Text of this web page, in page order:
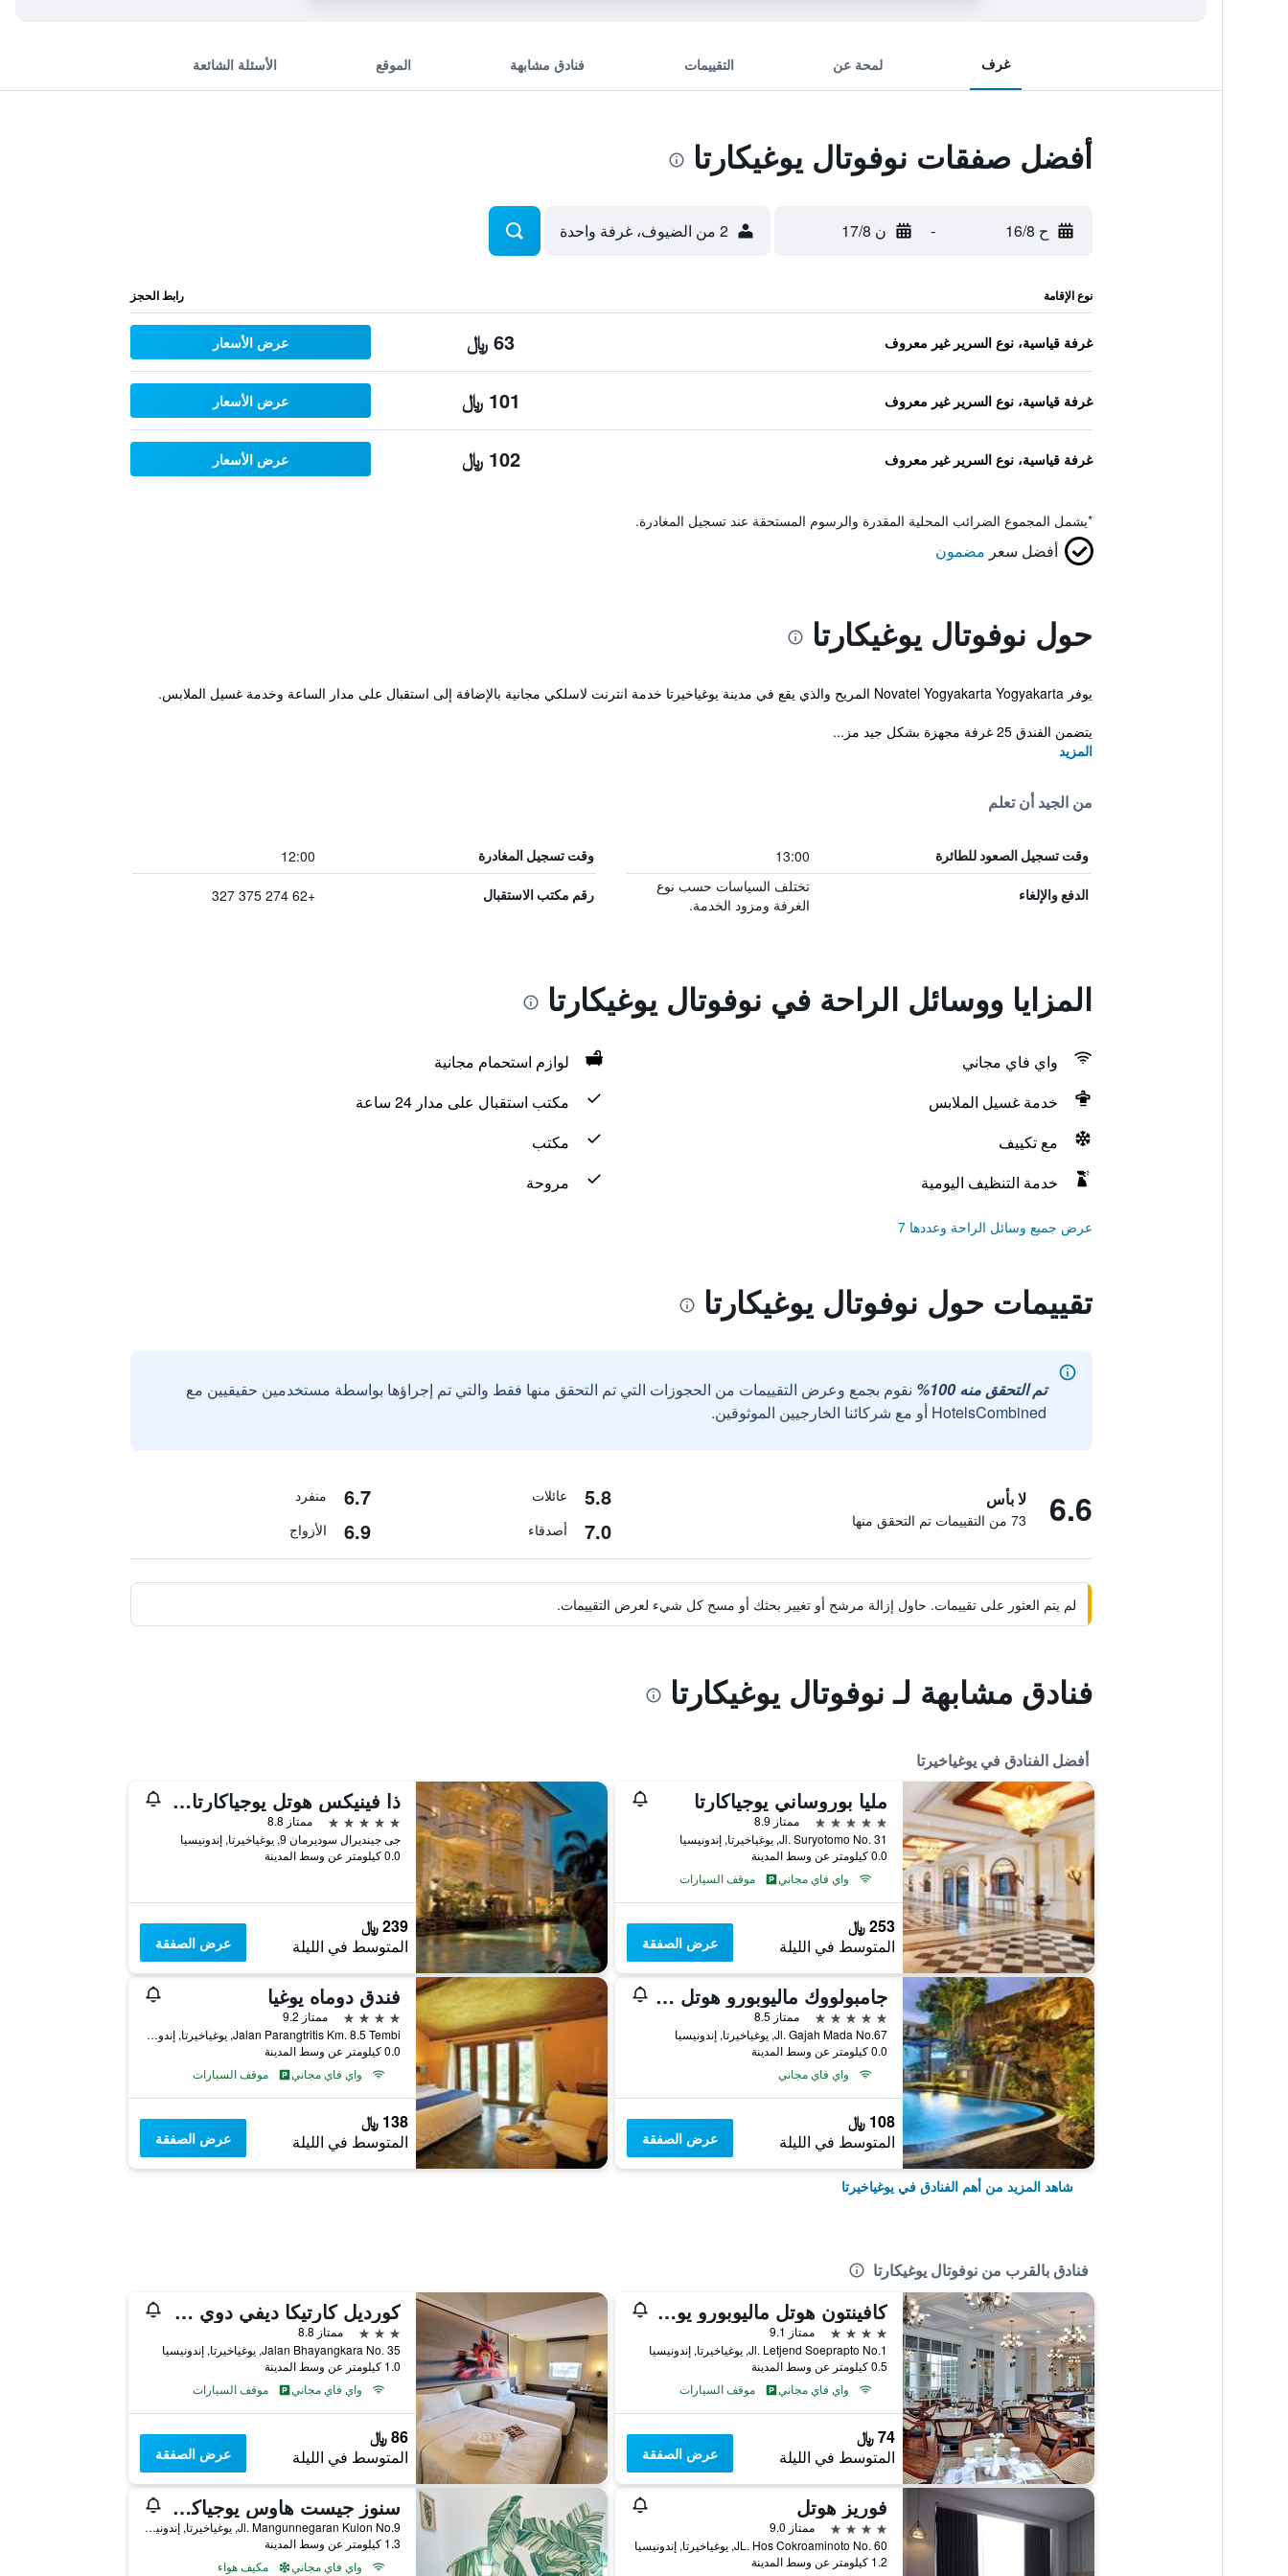
غرف لمحة عن التقييمات فنادق مشابهة الموقع الأسئلة الشائعة
أفضل صفقات نوفوتال يوغيكارتا
ح 16/8 - ن 17/8 2 من الضيوف، غرفة واحدة
نوع الإقامة رابط الحجز
غرفة قياسية، نوع السرير غير معروف 63 ﷼ عرض الأسعار
غرفة قياسية، نوع السرير غير معروف 101 ﷼ عرض الأسعار
غرفة قياسية، نوع السرير غير معروف 102 ﷼ عرض الأسعار
*يشمل المجموع الضرائب المحلية المقدرة والرسوم المستحقة عند تسجيل المغادرة.
أفضل سعر مضمون
حول نوفوتال يوغيكارتا
يوفر Novatel Yogyakarta Yogyakarta المريح والذي يقع في مدينة يوغياخيرتا خدمة انترنت لاسلكي مجانية بالإضافة إلى استقبال على مدار الساعة وخدمة غسيل الملابس.
يتضمن الفندق 25 غرفة مجهزة بشكل جيد مز...
المزيد
من الجيد أن تعلم
وقت تسجيل الصعود للطائرة 13:00 وقت تسجيل المغادرة 12:00
الدفع والإلغاء
تختلف السياسات حسب نوع
الغرفة ومزود الخدمة.
رقم مكتب الاستقبال +62 274 375 327
المزايا ووسائل الراحة في نوفوتال يوغيكارتا
واي فاي مجاني
لوازم استحمام مجانية
خدمة غسيل الملابس
مكتب استقبال على مدار 24 ساعة
مع تكييف
مكتب
خدمة التنظيف اليومية
مروحة
عرض جميع وسائل الراحة وعددها 7
تقييمات حول نوفوتال يوغيكارتا
تم التحقق منه 100%
نقوم بجمع وعرض التقييمات من الحجوزات التي تم التحقق منها فقط والتي تم إجراؤها بواسطة مستخدمين حقيقيين مع
HotelsCombined أو مع شركائنا الخارجيين الموثوقين.
6.6 لا بأس
73 من التقييمات تم التحقق منها
5.8 عائلات 6.7 منفرد
7.0 أصدقاء 6.9 الأزواج
لم يتم العثور على تقييمات. حاول إزالة مرشح أو تغيير بحثك أو مسح كل شيء لعرض التقييمات.
فنادق مشابهة لـ نوفوتال يوغيكارتا
أفضل الفنادق في يوغياخيرتا
مليا بوروساني يوجياكارتا
5 نجوم
ممتاز 8.9
Jl. Suryotomo No. 31, يوغياخيرتا, إندونيسيا
0.0 كيلومتر عن وسط المدينة
واي فاي مجاني
موقف السيارات
253 ﷼
المتوسط في الليلة عرض الصفقة
ذا فينيكس هوتل يوجياكارتا - هاندوريتين كوليكشن
5 نجوم
ممتاز 8.8
جى جينديرال سوديرمان 9, يوغياخيرتا, إندونيسيا
0.0 كيلومتر عن وسط المدينة
239 ﷼
المتوسط في الليلة عرض الصفقة
جامبولووك ماليوبورو هوتل يوجياكارتا
5 نجوم
ممتاز 8.5
Jl. Gajah Mada No.67, يوغياخيرتا, إندونيسيا
0.0 كيلومتر عن وسط المدينة
واي فاي مجاني
108 ﷼
المتوسط في الليلة عرض الصفقة
فندق دوماه يوغيا
4 نجوم
ممتاز 9.2
Jalan Parangtritis Km. 8.5 Tembi, يوغياخيرتا, إندونيسيا
0.0 كيلومتر عن وسط المدينة
واي فاي مجاني
موقف السيارات
138 ﷼
المتوسط في الليلة عرض الصفقة
شاهد المزيد من أهم الفنادق في يوغياخيرتا
فنادق بالقرب من نوفوتال يوغيكارتا
كافينتون هوتل ماليوبورو يوغياكارتا باي تريتاما هوسبيتاليتي
4 نجوم
ممتاز 9.1
Jl. Letjend Soeprapto No.1, يوغياخيرتا, إندونيسيا
0.5 كيلومتر عن وسط المدينة
واي فاي مجاني
موقف السيارات
74 ﷼
المتوسط في الليلة عرض الصفقة
كورديل كارتيكا ديفي دوي جوغجاكارتا
3 نجوم
ممتاز 8.8
Jalan Bhayangkara No. 35, يوغياخيرتا, إندونيسيا
1.0 كيلومتر عن وسط المدينة
واي فاي مجاني
موقف السيارات
86 ﷼
المتوسط في الليلة عرض الصفقة
فوريز هوتل
4 نجوم
ممتاز 9.0
JL. Hos Cokroaminoto No. 60, يوغياخيرتا, إندونيسيا
1.2 كيلومتر عن وسط المدينة
سنوز جيست هاوس يوجياكارتا - دار ضيافة
Jl. Mangunnegaran Kulon No.9, يوغياخيرتا, إندونيسيا
1.3 كيلومتر عن وسط المدينة
واي فاي مجاني
مكيف هواء